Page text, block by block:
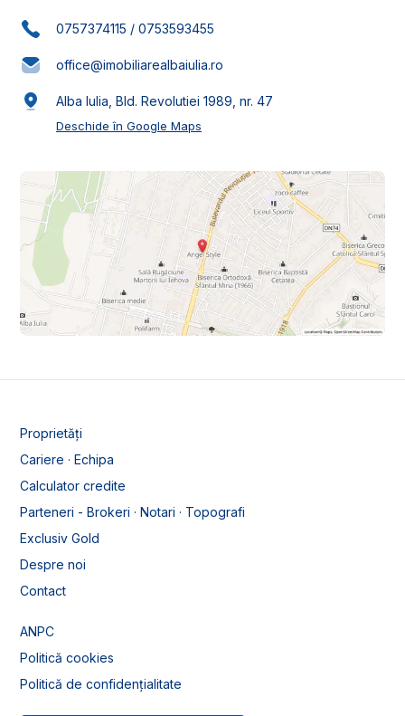
0757374115 / 0753593455
office@imobiliarealbaiulia.ro
Alba Iulia, Bld. Revolutiei 1989, nr. 47
Deschide în Google Maps
Proprietăți
Cariere · Echipa
Calculator credite
Parteneri - Brokeri · Notari · Topografi
Exclusiv Gold
Despre noi
Contact
ANPC
Politică cookies
Politică de confidențialitate